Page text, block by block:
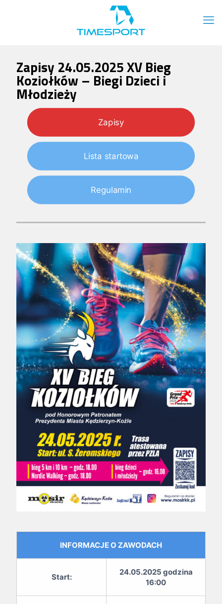
Zapisy 24.05.2025 XV Bieg
Koziołków – Biegi Dzieci i
Młodzieży
Zapisy
Lista startowa
Regulamin
INFORMACJE O ZAWODACH
Start:
24.05.2025 godzina
16:00